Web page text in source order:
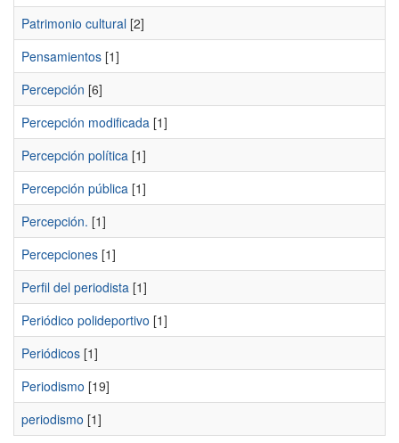
Patrimonio cultural [2]
Pensamientos [1]
Percepción [6]
Percepción modificada [1]
Percepción política [1]
Percepción pública [1]
Percepción. [1]
Percepciones [1]
Perfil del periodista [1]
Periódico polideportivo [1]
Periódicos [1]
Periodismo [19]
periodismo [1]